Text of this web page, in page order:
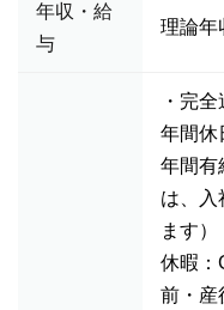
年収・給
与
理論年
・完
年間休
年間有
は、入
ます）
休暇：
前・産